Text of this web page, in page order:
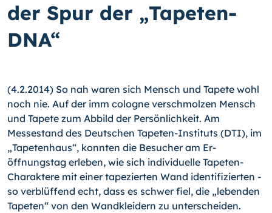
der Spur der „Tapeten-
DNA“
(4.2.2014) So nah waren sich Mensch und Tapete wohl
noch nie. Auf der imm cologne verschmolzen Mensch
und Tapete zum Abbild der Persönlichkeit. Am
Messestand des Deutschen Tapeten-Instituts (DTI), im
„Tapetenhaus“, konnten die Besucher am Er­
öffnungstag erleben, wie sich individuelle Tapeten-
Charaktere mit einer tapezierten Wand identifizierten -
so verblüffend echt, dass es schwer fiel, die „lebenden
Tape­ten“ von den Wandkleidern zu unterscheiden.